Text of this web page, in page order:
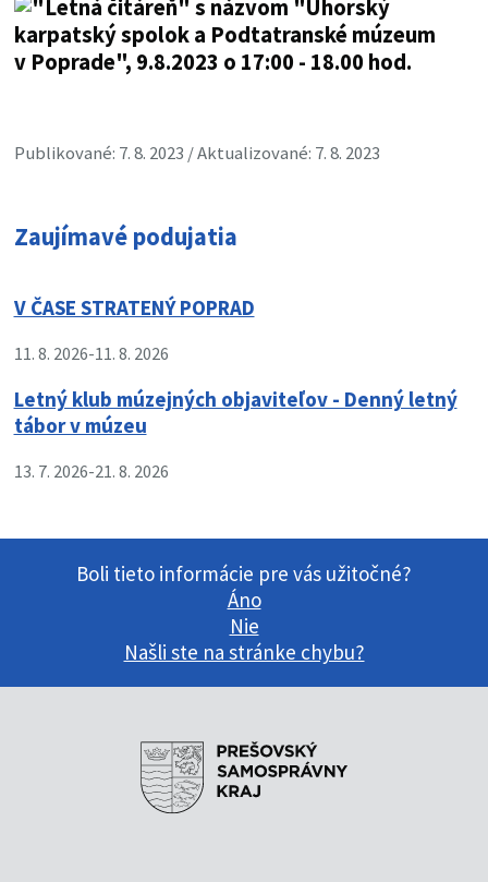
Publikované: 7. 8. 2023 / Aktualizované: 7. 8. 2023
Zaujímavé podujatia
V ČASE STRATENÝ POPRAD
11. 8. 2026-11. 8. 2026
Letný klub múzejných objaviteľov - Denný letný
tábor v múzeu
13. 7. 2026-21. 8. 2026
Boli tieto informácie pre vás užitočné?
Áno
Nie
Našli ste na stránke chybu?